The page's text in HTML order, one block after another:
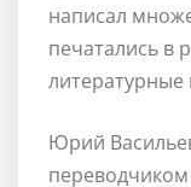
написал
печатались в
Юрий